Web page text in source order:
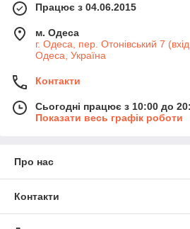
Працює з 04.06.2015
м. Одеса
г. Одеса, пер. Отонівський 7
Одеса, Україна
Контакти
Сьогодні працює з 10:00 до
Показати весь графік роботи
Про нас
Контакти